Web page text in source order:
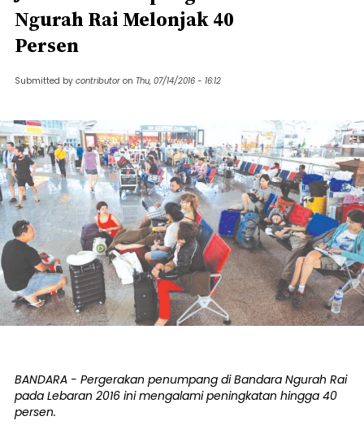
Ngurah Rai Melonjak 40
Persen
Submitted by contributor on Thu, 07/14/2016 - 16:12
BANDARA - Pergerakan penumpang di Bandara Ngurah Rai
pada Lebaran 2016 ini mengalami peningkatan hingga 40
persen.